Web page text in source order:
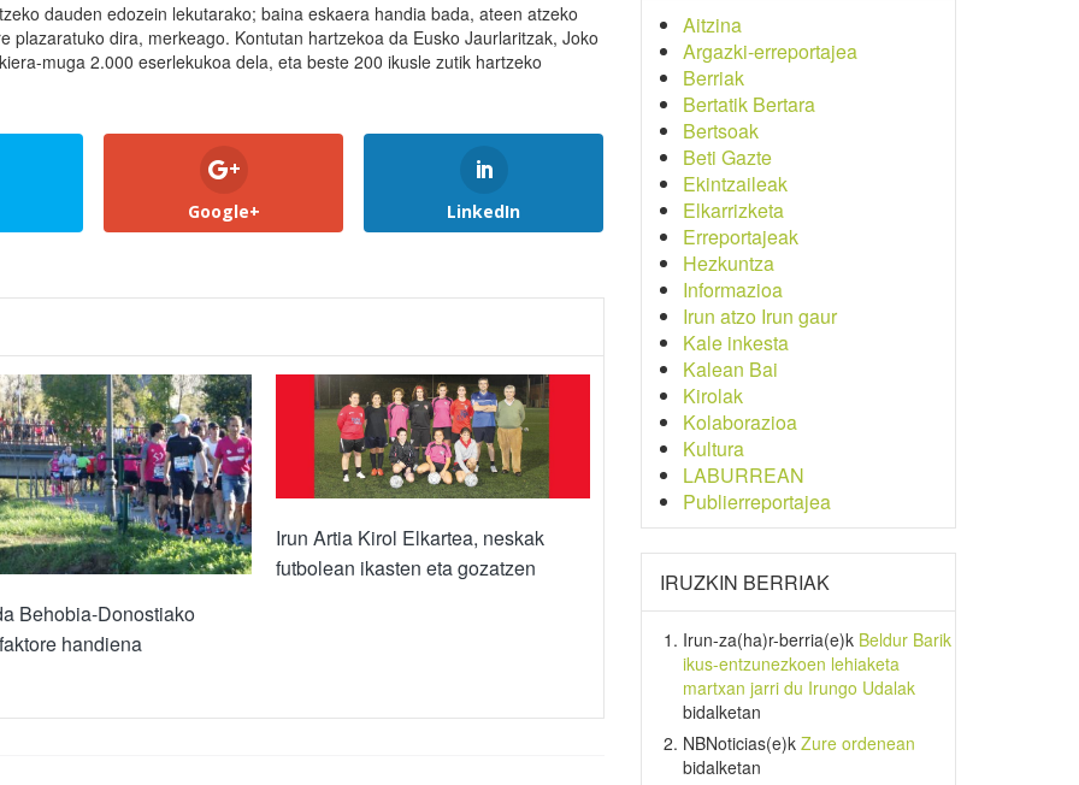
dauden edozein lekutarako; baina eskaera handia bada, ateen atzeko
dira, merkeago. Kontutan hartzekoa da Eusko Jaurlaritzak, Joko
muga 2.000 eserlekukoa dela, eta beste 200 ikusle zutik hartzeko
Google+ LinkedIn
Behobia-Donostiako
handiena
Irun Artia Kirol Elkartea, neskak
futbolean ikasten eta gozatzen
Aitzina
Argazki-erreportajea
Berriak
Bertatik Bertara
Bertsoak
Beti Gazte
Ekintzaileak
Elkarrizketa
Erreportajeak
Hezkuntza
Informazioa
Irun atzo Irun gaur
Kale inkesta
Kalean Bai
Kirolak
Kolaborazioa
Kultura
LABURREAN
Publierreportajea
IRUZKIN BERRIAK
Irun-za(ha)r-berria(e)k Beldur Barik
ikus-entzunezkoen lehiaketa
martxan jarri du Irungo Udalak
bidalketan
NBNoticias(e)k Zure ordenean
bidalketan